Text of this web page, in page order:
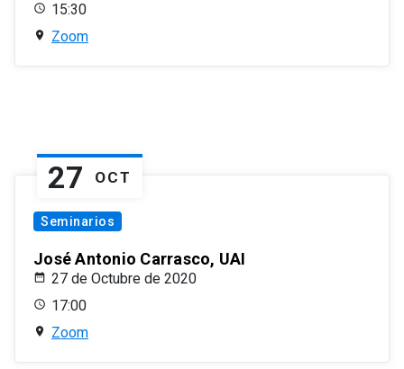
15:30
Zoom
27 OCT
Seminarios
José Antonio Carrasco, UAI
27 de Octubre de 2020
17:00
Zoom